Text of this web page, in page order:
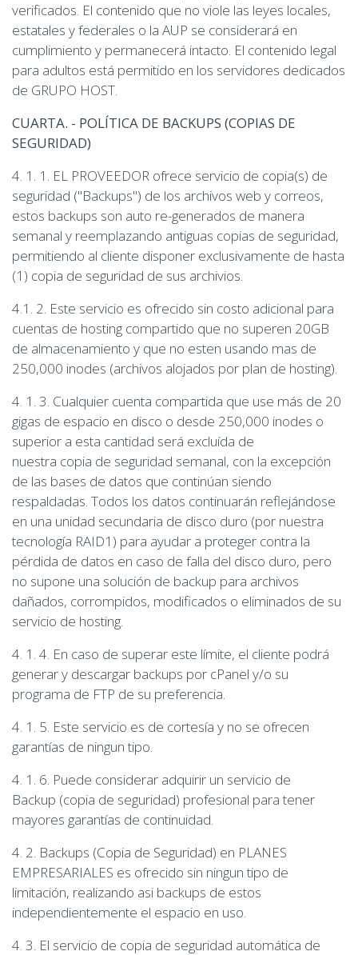
verificados. El contenido que no viole las leyes locales,
estatales y federales o la AUP se considerará en
cumplimiento y permanecerá intacto. El contenido legal
para adultos está permitido en los servidores dedicados
de GRUPO HOST.
CUARTA. - POLÍTICA DE BACKUPS (COPIAS DE
SEGURIDAD)
4. 1. 1. EL PROVEEDOR ofrece servicio de copia(s) de
seguridad ("Backups") de los archivos web y correos,
estos backups son auto re-generados de manera
semanal y reemplazando antiguas copias de seguridad,
permitiendo al cliente disponer exclusivamente de hasta
(1) copia de seguridad de sus archivios.
4.1. 2. Este servicio es ofrecido sin costo adicional para
cuentas de hosting compartido que no superen 20GB
de almacenamiento y que no esten usando mas de
250,000 inodes (archivos alojados por plan de hosting).
4. 1. 3. Cualquier cuenta compartida que use más de 20
gigas de espacio en disco o desde 250,000 inodes o
superior a esta cantidad será excluída de
nuestra copia de seguridad semanal, con la excepción
de las bases de datos que continúan siendo
respaldadas. Todos los datos continuarán reflejándose
en una unidad secundaria de disco duro (por nuestra
tecnología RAID1) para ayudar a proteger contra la
pérdida de datos en caso de falla del disco duro, pero
no supone una solución de backup para archivos
dañados, corrompidos, modificados o eliminados de su
servicio de hosting.
4. 1. 4. En caso de superar este límite, el cliente podrá
generar y descargar backups por cPanel y/o su
programa de FTP de su preferencia.
4. 1. 5. Este servicio es de cortesía y no se ofrecen
garantías de ningun tipo.
4. 1. 6. Puede considerar adquirir un servicio de
Backup (copia de seguridad) profesional para tener
mayores garantías de continuidad.
4. 2. Backups (Copia de Seguridad) en PLANES
EMPRESARIALES es ofrecido sin ningun tipo de
limitación, realizando asi backups de estos
independientemente el espacio en uso.
4. 3. El servicio de copia de seguridad automática de